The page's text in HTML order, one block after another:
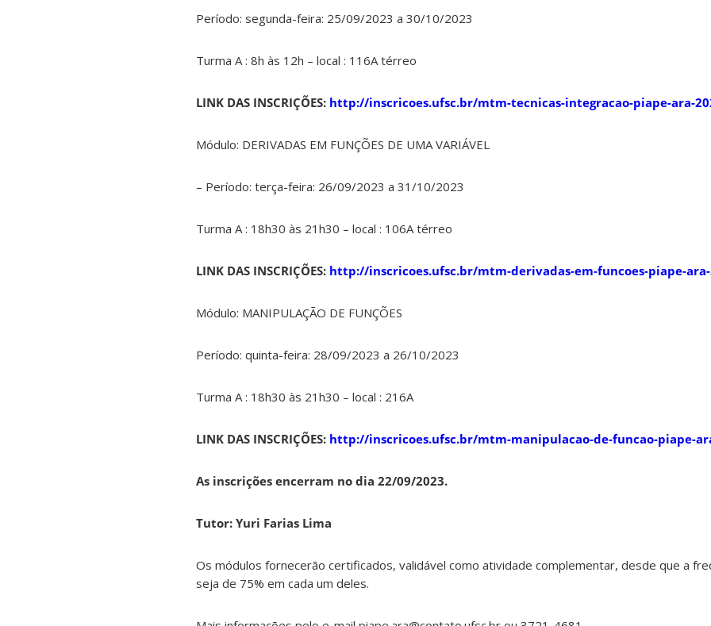
Período: segunda-feira: 25/09/2023 a 30/10/2023
Turma A : 8h às 12h – local : 116A térreo
LINK DAS INSCRIÇÕES: http://inscricoes.ufsc.br/mtm-tecnicas-integracao-piape-ara-
Módulo: DERIVADAS EM FUNÇÕES DE UMA VARIÁVEL
– Período: terça-feira: 26/09/2023 a 31/10/2023
Turma A : 18h30 às 21h30 – local : 106A térreo
LINK DAS INSCRIÇÕES: http://inscricoes.ufsc.br/mtm-derivadas-em-funcoes-piape-ara-
Módulo: MANIPULAÇÃO DE FUNÇÕES
Período: quinta-feira: 28/09/2023 a 26/10/2023
Turma A : 18h30 às 21h30 – local : 216A
LINK DAS INSCRIÇÕES: http://inscricoes.ufsc.br/mtm-manipulacao-de-funcao-piape-
As inscrições encerram no dia 22/09/2023.
Tutor: Yuri Farias Lima
Os módulos fornecerão certificados, validável como atividade complementar, desde que a
seja de 75% em cada um deles.